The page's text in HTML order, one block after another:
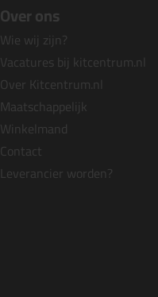
Over ons
Wie wij zijn?
Vacatures bij kitcentrum.nl
Over Kitcentrum.nl
Maatschappelijk
Winkelmand
Contact
Leverancier worden?